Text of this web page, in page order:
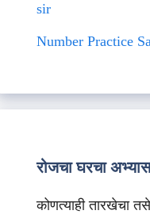
sir
Number Practice
रोजचा घरचा
कोणत्याही तारखेचा